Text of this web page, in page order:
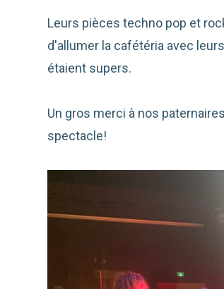
Leurs pièces techno pop et
d'allumer la cafétéria avec
étaient supers.
Un gros merci à nos
spectacle!